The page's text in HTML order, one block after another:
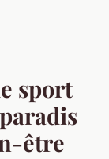
sport
être